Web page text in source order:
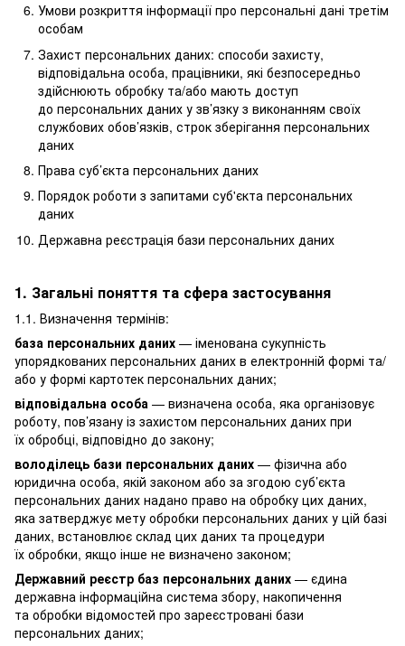
Умови розкриття інформації про персональні дані третім
особам
Захист персональних даних: способи захисту,
відповідальна особа, працівники, які безпосередньо
здійснюють обробку та/або мають доступ
до персональних даних у зв’язку з виконанням своїх
службових обов’язків, строк зберігання персональних
даних
Права суб’єкта персональних даних
Порядок роботи з запитами суб'єкта персональних
даних
Державна реєстрація бази персональних даних
1. Загальні поняття та сфера застосування
1.1. Визначення термінів:
база персональних даних — іменована сукупність
упорядкованих персональних даних в електронній формі та/
або у формі картотек персональних даних;
відповідальна особа — визначена особа, яка організовує
роботу, пов’язану із захистом персональних даних при
їх обробці, відповідно до закону;
володілець бази персональних даних — фізична або
юридична особа, якій законом або за згодою суб’єкта
персональних даних надано право на обробку цих даних,
яка затверджує мету обробки персональних даних у цій базі
даних, встановлює склад цих даних та процедури
їх обробки, якщо інше не визначено законом;
Державний реєстр баз персональних даних — єдина
державна інформаційна система збору, накопичення
та обробки відомостей про зареєстровані бази
персональних даних;